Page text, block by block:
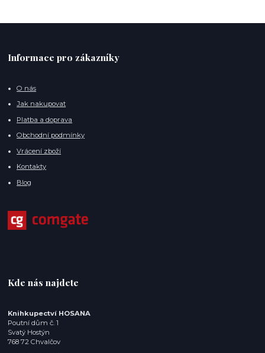
Informace pro zákazníky
O nás
Jak nakupovat
Platba a doprava
Obchodní podmínky
Vrácení zboží
Kontakty
Blog
Kde nás najdete
Knihkupectví HOSANA
Poutní dům č. 1
Svatý Hostýn
768 72 Chvalčov